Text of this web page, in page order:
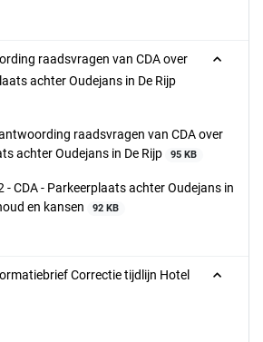
raadsvragen van CDA over
achter Oudejans in De Rijp
raadsvragen van CDA over
achter Oudejans in De Rijp
95 KB
- CDA - Parkeerplaats achter Oudejans in
en kansen
92 KB
Correctie tijdlijn Hotel